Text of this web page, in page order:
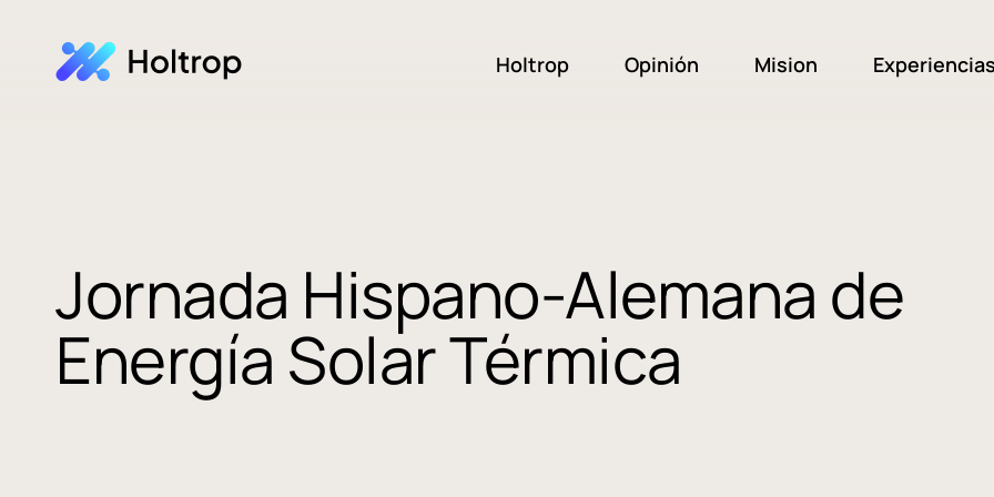
Holtrop Opinión Mision Experiencias
Jornada Hispano-Alemana de
Energía Solar Térmica